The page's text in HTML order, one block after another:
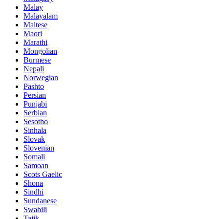
Malay
Malayalam
Maltese
Maori
Marathi
Mongolian
Burmese
Nepali
Norwegian
Pashto
Persian
Punjabi
Serbian
Sesotho
Sinhala
Slovak
Slovenian
Somali
Samoan
Scots Gaelic
Shona
Sindhi
Sundanese
Swahili